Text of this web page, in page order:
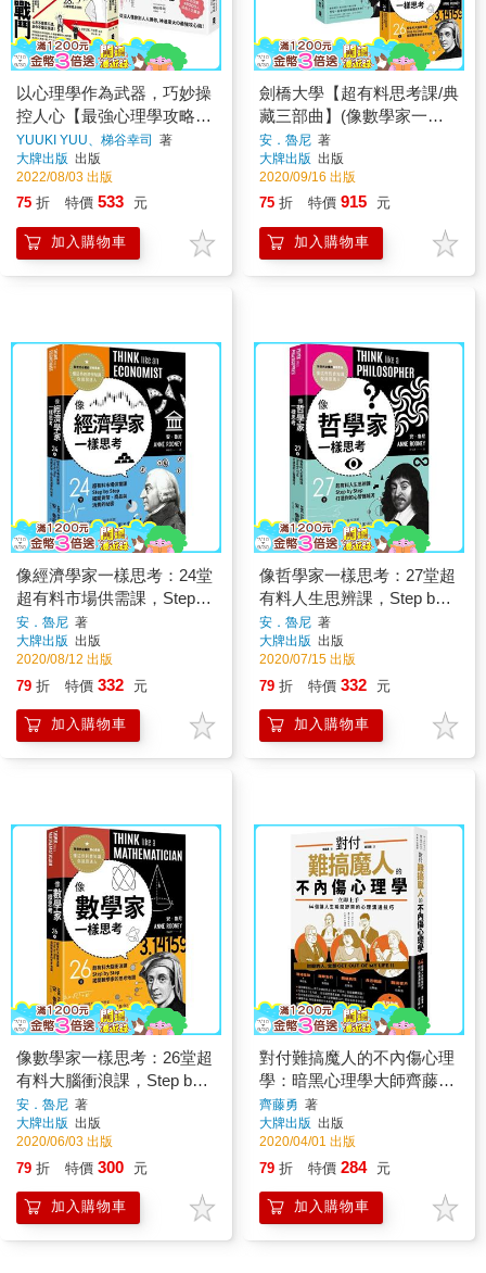
以心理學作為武器，巧妙操
控人心【最強心理學攻略套
書】(漫畫 面對不解的人與
事，就用心理學戰鬥＋無意
識的力量)
YUUKI YUU、梯谷幸司
著
大牌出版 出版
2022/08/03 出版
75 折 特價 533 元
加入購物車
劍橋大學【超有料思考課/典
藏三部曲】(像數學家一樣
思考＋像哲學家一樣思考＋
像經濟學家一樣思考)
安．魯尼 著
大牌出版 出版
2020/09/16 出版
75 折 特價 915 元
加入購物車
像經濟學家一樣思考：24堂
超有料市場供需課，Step
by Step揭開貨幣、商品與
消費的祕密
安．魯尼 著
大牌出版 出版
2020/08/12 出版
79 折 特價 332 元
加入購物車
像哲學家一樣思考：27堂超
有料人生思辨課，Step by
Step打造你的心智護城河
安．魯尼 著
大牌出版 出版
2020/07/15 出版
79 折 特價 332 元
加入購物車
像數學家一樣思考：26堂超
有料大腦衝浪課，Step by
Step揭開數學家的思考地圖
安．魯尼 著
大牌出版 出版
2020/06/03 出版
79 折 特價 300 元
加入購物車
對付難搞魔人的不內傷心理
學：暗黑心理學大師齊藤勇
親授 64個讓人生瞬間舒爽
的心理溝通技巧
齊藤勇 著
大牌出版 出版
2020/04/01 出版
79 折 特價 284 元
加入購物車